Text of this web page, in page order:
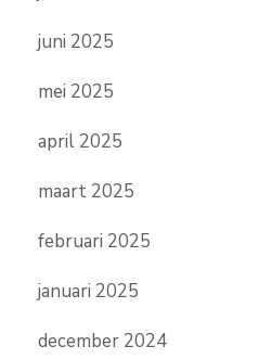
juni 2025
mei 2025
april 2025
maart 2025
februari 2025
januari 2025
december 2024